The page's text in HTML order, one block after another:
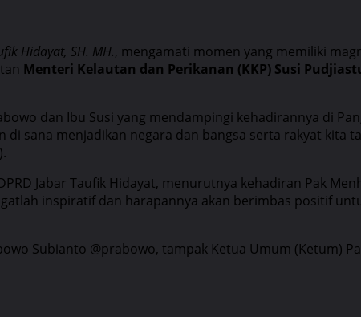
Hidayat, SH. MH., mengamati momen yang memiliki
Menteri Kelautan dan Perikanan (KKP) Susi
dan Ibu Susi yang mendampingi kehadirannya di
sana menjadikan negara dan bangsa serta rakyat kita
Jabar Taufik Hidayat, menurutnya kehadiran Pak
inspiratif dan harapannya akan berimbas positif
Subianto @prabowo, tampak Ketua Umum (Ketum)